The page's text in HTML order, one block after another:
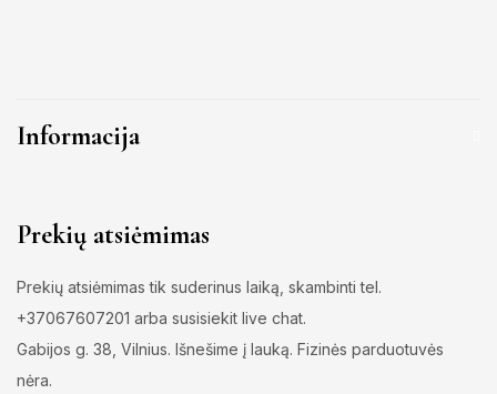
Informacija
Prekių atsiėmimas
Prekių atsiėmimas tik suderinus laiką, skambinti tel.
+37067607201 arba susisiekit live chat.
Gabijos g. 38, Vilnius. Išnešime į lauką. Fizinės parduotuvės
nėra.